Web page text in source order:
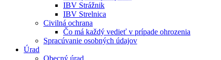
IBV Strážnik
IBV Strelnica
Civilná ochrana
Čo má každý vedieť v prípade ohrozenia
Spracúvanie osobných údajov
Úrad
Obecný úrad